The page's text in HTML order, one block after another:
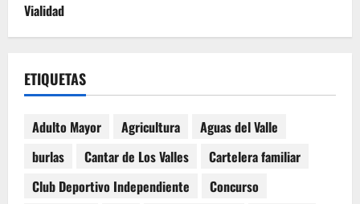
Vialidad
ETIQUETAS
Adulto Mayor Agricultura
Aguas del Valle
burlas
Cantar de Los Valles
Cartelera familiar
Club Deportivo Independiente
Concurso